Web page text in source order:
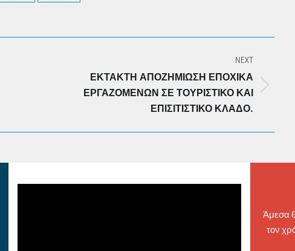
NEXT
ΈΚΤΑΚΤΗ ΑΠΟΖΗΜΊΩΣΗ ΕΠΟΧΙΚΆ
ΕΡΓΑΖΟΜΈΝΩΝ ΣΕ ΤΟΥΡΙΣΤΙΚΌ ΚΑΙ
ΕΠΙΣΙΤΙΣΤΙΚΌ ΚΛΆΔΟ.
Άμεσα
τον